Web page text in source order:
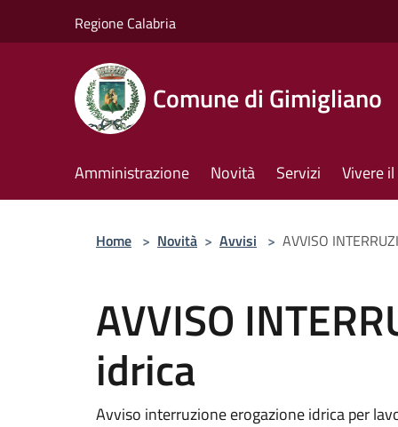
Regione Calabria
Comune di Gimigliano
Amministrazione Novità Servizi Vivere
Home > Novità > Avvisi > AVVISO
AVVISO
idrica
Avviso interruzione erogazione idrica per